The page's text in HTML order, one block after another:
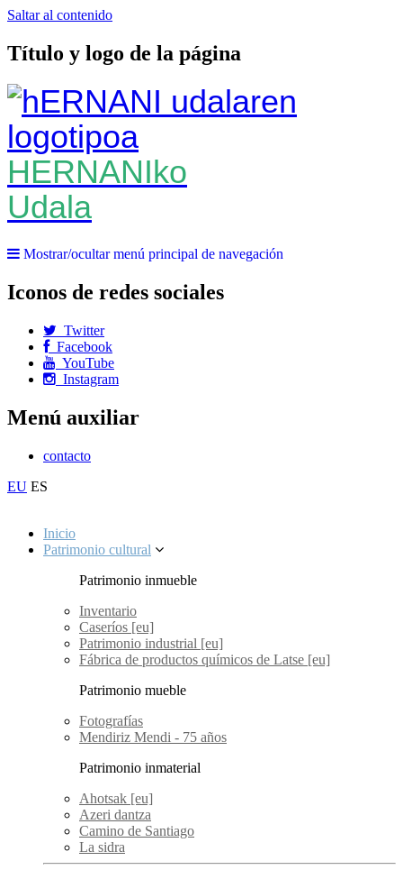
Saltar al contenido
Título y logo de la página
HERNANIko
Udala
Mostrar/ocultar menú principal de navegación
Iconos de redes sociales
Twitter
Facebook
YouTube
Instagram
Menú auxiliar
contacto
EU ES
Inicio
Patrimonio cultural
Patrimonio inmueble
Inventario
Caseríos [eu]
Patrimonio industrial [eu]
Fábrica de productos químicos de Latse [eu]
Patrimonio mueble
Fotografías
Mendiriz Mendi - 75 años
Patrimonio inmaterial
Ahotsak [eu]
Azeri dantza
Camino de Santiago
La sidra